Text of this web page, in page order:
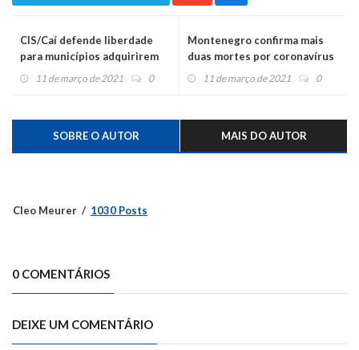
CIS/Caí defende liberdade
para municípios adquirirem
vacinas contra Covid-19
11 de março de 2021 0
Montenegro confirma mais
duas mortes por coronavírus
e já são mais de 5 mil casos
11 de março de 2021 0
SOBRE O AUTOR MAIS DO AUTOR
Cleo Meurer 1030 Posts
0 COMENTÁRIOS
DEIXE UM COMENTÁRIO